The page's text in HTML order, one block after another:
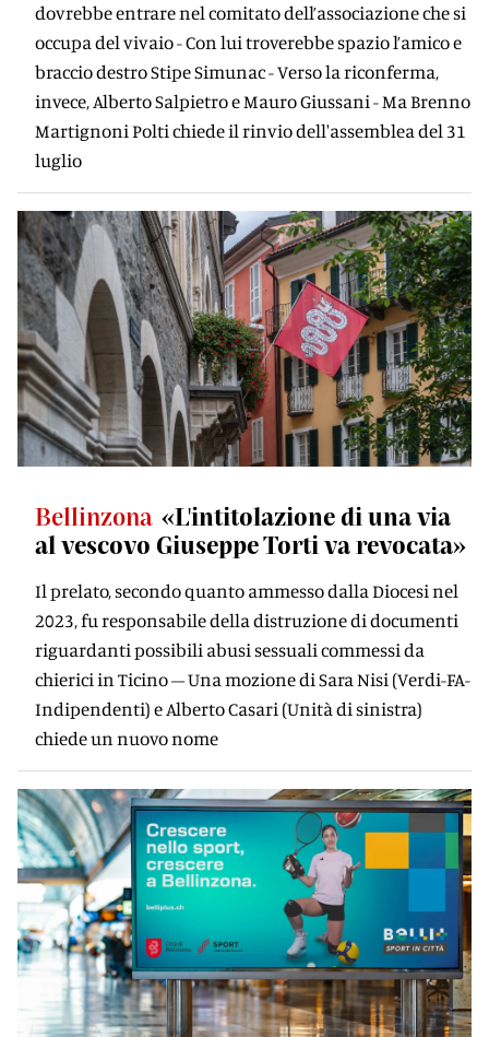
dovrebbe entrare nel comitato dell’associazione che si
occupa del vivaio - Con lui troverebbe spazio l’amico e
braccio destro Stipe Simunac - Verso la riconferma,
invece, Alberto Salpietro e Mauro Giussani - Ma Brenno
Martignoni Polti chiede il rinvio dell'assemblea del 31
luglio
Bellinzona «L'intitolazione di una via
al vescovo Giuseppe Torti va revocata»
Il prelato, secondo quanto ammesso dalla Diocesi nel
2023, fu responsabile della distruzione di documenti
riguardanti possibili abusi sessuali commessi da
chierici in Ticino – Una mozione di Sara Nisi (Verdi-FA-
Indipendenti) e Alberto Casari (Unità di sinistra)
chiede un nuovo nome